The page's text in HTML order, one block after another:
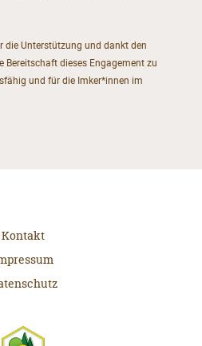
die Unterstützung und dankt den
Bereitschaft dieses Engagement zu
und für die Imker*innen im
Kontakt